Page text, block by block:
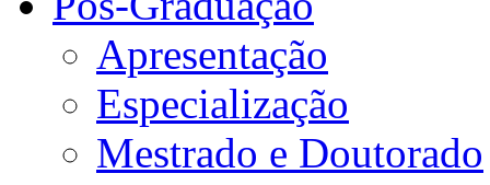
Apresentação
Especialização
Mestrado e Doutorado